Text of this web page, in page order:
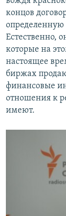
концов
определенную
Естественно,
которые на
настоящее
биржах
финансовые
отношения к
имеют.